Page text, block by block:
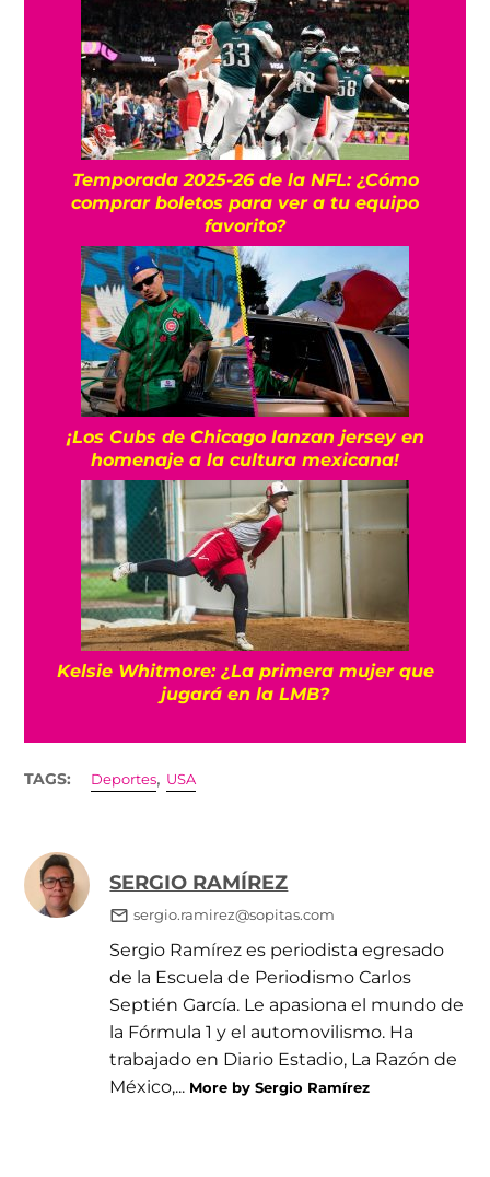
Temporada 2025-26 de la NFL: ¿Cómo
comprar boletos para ver a tu equipo
favorito?
¡Los Cubs de Chicago lanzan jersey en
homenaje a la cultura mexicana!
Kelsie Whitmore: ¿La primera mujer que
jugará en la LMB?
TAGS: Deportes, USA
SERGIO RAMÍREZ
sergio.ramirez@sopitas.com
Sergio Ramírez es periodista egresado
de la Escuela de Periodismo Carlos
Septién García. Le apasiona el mundo de
la Fórmula 1 y el automovilismo. Ha
trabajado en Diario Estadio, La Razón de
México,... More by Sergio Ramírez